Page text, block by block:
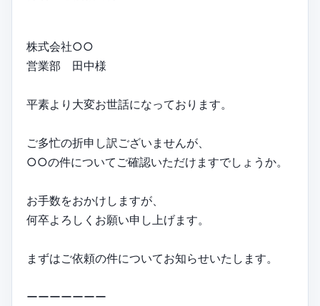
株式会社○○
営業部 田中様
平素より大変お世話になっております。
ご多忙の折申し訳ございませんが、
○○の件についてご確認いただけますでしょうか。
お手数をおかけしますが、
何卒よろしくお願い申し上げます。
まずはご依頼の件についてお知らせいたします。
ーーーーーーー